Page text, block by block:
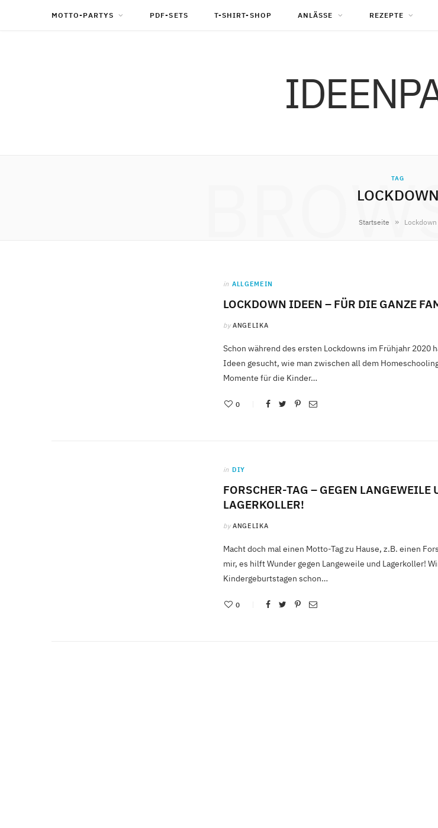
MOTTO-PARTYS PDF-SETS T-SHIRT-SHOP ANLÄSSE REZEPTE
TAG
LOCKDOWN
Startseite » Lockdown
in ALLGEMEIN
LOCKDOWN IDEEN – FÜR DIE GANZE
by ANGELIKA
Schon während des ersten Lockdowns im Frühjahr 2020
Ideen gesucht, wie man zwischen all dem
Momente für die Kinder…
0
in DIY
FORSCHER-TAG – GEGEN LANGEWEILE
LAGERKOLLER!
by ANGELIKA
Macht doch mal einen Motto-Tag zu Hause, z.B. einen
mir, es hilft Wunder gegen Langeweile und Lagerkoller!
Kindergeburtstagen schon…
0